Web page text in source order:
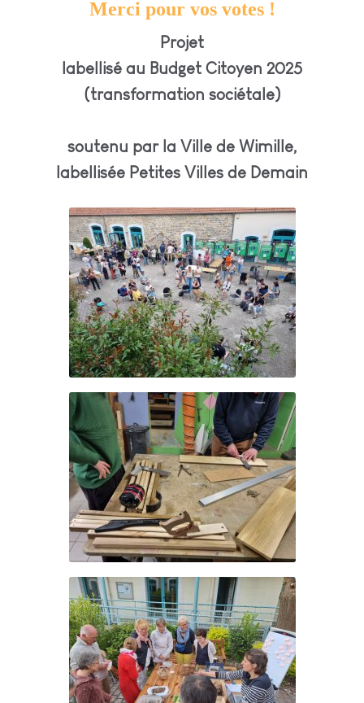
Merci pour vos votes !
Projet
labellisé au Budget Citoyen 2025
(transformation sociétale)
soutenu par la Ville de Wimille,
labellisée Petites Villes de Demain